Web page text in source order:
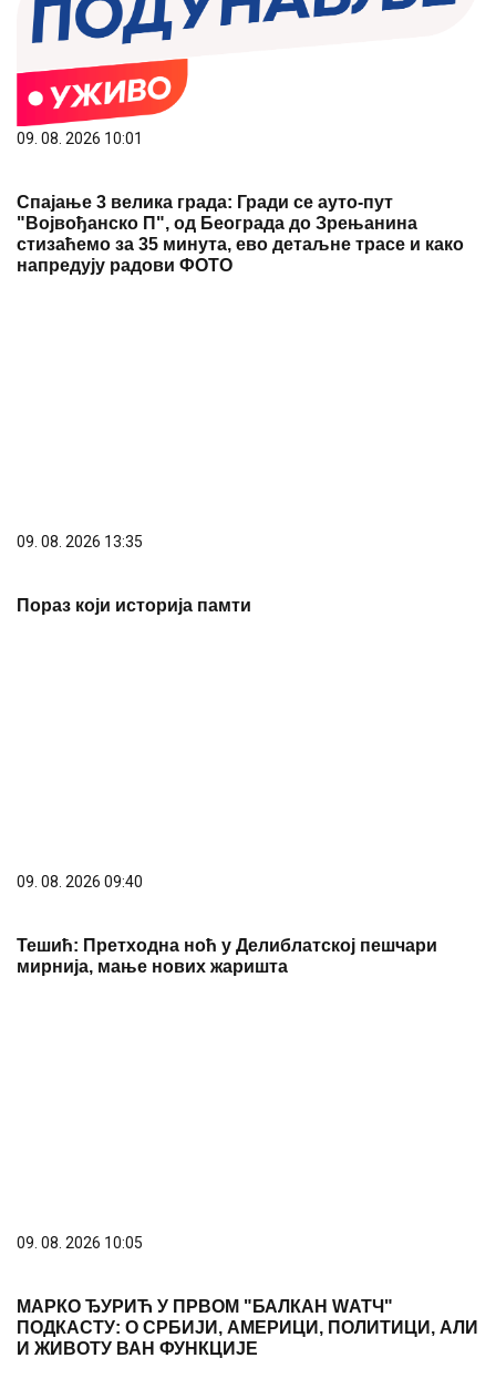
09. 08. 2026 10:01
Спајање 3 велика града: Гради се ауто-пут
"Војвођанско П", од Београда до Зрењанина
стизаћемо за 35 минута, ево детаљне трасе и како
напредују радови ФОТО
09. 08. 2026 13:35
Пораз који историја памти
09. 08. 2026 09:40
Тешић: Претходна ноћ у Делиблатској пешчари
мирнија, мање нових жаришта
09. 08. 2026 10:05
МАРКО ЂУРИЋ У ПРВОМ "БАЛКАН WАТЧ"
ПОДКАСТУ: О СРБИЈИ, АМЕРИЦИ, ПОЛИТИЦИ, АЛИ
И ЖИВОТУ ВАН ФУНКЦИЈЕ